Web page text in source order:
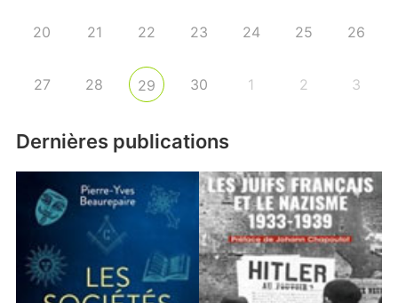
20 21 22 23 24 25 26
27 28 29 30 1 2 3
Dernières publications